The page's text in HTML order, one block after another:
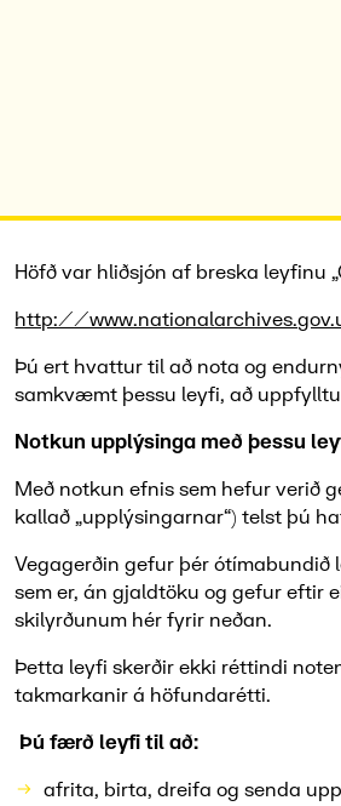
Höfð var hliðsjón af breska leyfinu
http://
Þú ert hvattur til að nota og
samkvæmt þessu leyfi, að
Notkun upplýsinga með þessu
Með notkun efnis sem hefur verið
kallað „upplýsingarnar“) telst þú
Vegagerðin gefur þér
sem er, án gjaldtöku og gefur eftir
skilyrðunum hér fyrir neðan.
Þetta leyfi skerðir ekki réttindi
takmarkanir á höfundarétti.
Þú færð leyfi til að:
afrita, birta, dreifa og senda